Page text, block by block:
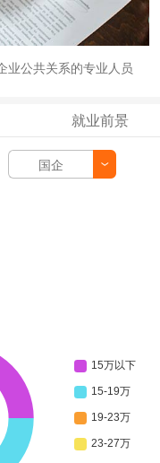
业公共关系的专业人员
就业前景
国企